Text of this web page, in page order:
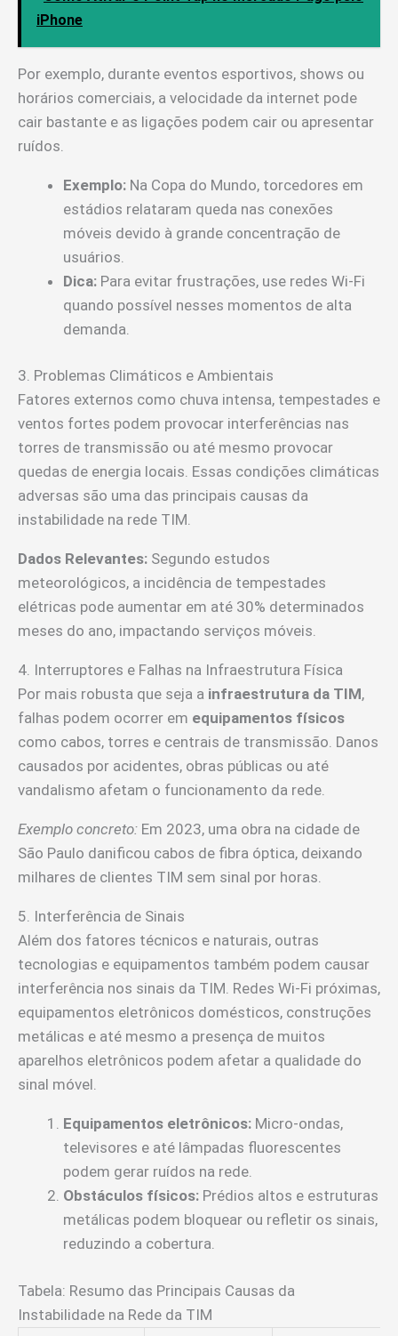
iPhone
Por exemplo, durante eventos esportivos, shows ou
horários comerciais, a velocidade da internet pode
cair bastante e as ligações podem cair ou apresentar
ruídos.
Exemplo: Na Copa do Mundo, torcedores em
estádios relataram queda nas conexões
móveis devido à grande concentração de
usuários.
Dica: Para evitar frustrações, use redes Wi-Fi
quando possível nesses momentos de alta
demanda.
3. Problemas Climáticos e Ambientais
Fatores externos como chuva intensa, tempestades e
ventos fortes podem provocar interferências nas
torres de transmissão ou até mesmo provocar
quedas de energia locais. Essas condições climáticas
adversas são uma das principais causas da
instabilidade na rede TIM.
Dados Relevantes: Segundo estudos
meteorológicos, a incidência de tempestades
elétricas pode aumentar em até 30% determinados
meses do ano, impactando serviços móveis.
4. Interruptores e Falhas na Infraestrutura Física
Por mais robusta que seja a infraestrutura da TIM,
falhas podem ocorrer em equipamentos físicos
como cabos, torres e centrais de transmissão. Danos
causados por acidentes, obras públicas ou até
vandalismo afetam o funcionamento da rede.
Exemplo concreto: Em 2023, uma obra na cidade de
São Paulo danificou cabos de fibra óptica, deixando
milhares de clientes TIM sem sinal por horas.
5. Interferência de Sinais
Além dos fatores técnicos e naturais, outras
tecnologias e equipamentos também podem causar
interferência nos sinais da TIM. Redes Wi-Fi próximas,
equipamentos eletrônicos domésticos, construções
metálicas e até mesmo a presença de muitos
aparelhos eletrônicos podem afetar a qualidade do
sinal móvel.
Equipamentos eletrônicos: Micro-ondas,
televisores e até lâmpadas fluorescentes
podem gerar ruídos na rede.
Obstáculos físicos: Prédios altos e estruturas
metálicas podem bloquear ou refletir os sinais,
reduzindo a cobertura.
Tabela: Resumo das Principais Causas da
Instabilidade na Rede da TIM